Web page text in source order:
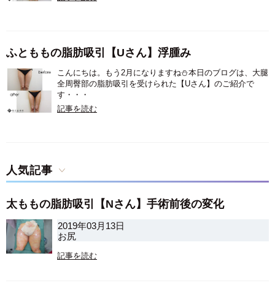
ふとももの脂肪吸引【Uさん】浮腫み
こんにちは。もう2月になりますね⛄本日のブログは、大腿
全周臀部の脂肪吸引を受けられた【Uさん】のご紹介で
す・・・
記事を読む
人気記事
太ももの脂肪吸引【Nさん】手術前後の変化
2019年03月13日
お尻
記事を読む